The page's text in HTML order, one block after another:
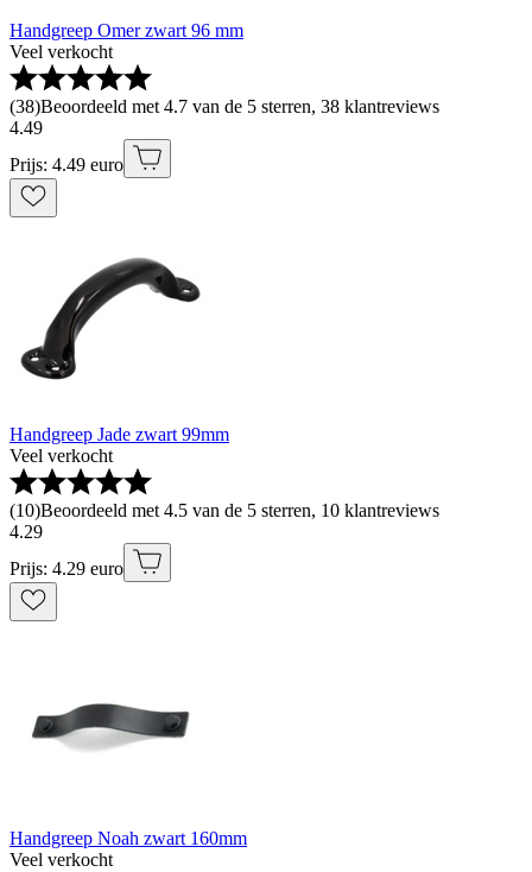
Handgreep Omer zwart 96 mm
Veel verkocht
(38)Beoordeeld met 4.7 van de 5 sterren, 38 klantreviews
4.49
Prijs: 4.49 euro
Handgreep Jade zwart 99mm
Veel verkocht
(10)Beoordeeld met 4.5 van de 5 sterren, 10 klantreviews
4.29
Prijs: 4.29 euro
Handgreep Noah zwart 160mm
Veel verkocht